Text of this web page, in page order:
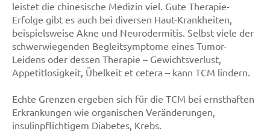
leistet die chinesische Medizin viel. Gute Therapie-
Erfolge gibt es auch bei diversen Haut-Krankheiten,
beispielsweise Akne und Neurodermitis. Selbst viele der
schwerwiegenden Begleitsymptome eines Tumor-
Leidens oder dessen Therapie – Gewichtsverlust,
Appetitlosigkeit, Übelkeit et cetera – kann TCM lindern.
Echte Grenzen ergeben sich für die TCM bei ernsthaften
Erkrankungen wie organischen Veränderungen,
insulinpflichtigem Diabetes, Krebs.